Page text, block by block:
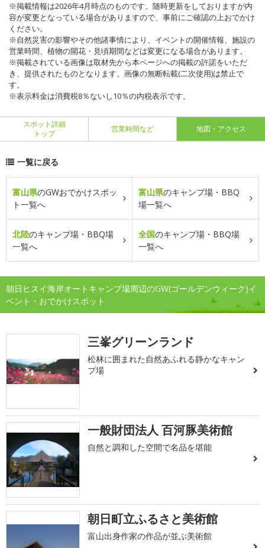
※掲載情報は2026年4月時点のものです。随時更新をしておりますが内
容が変更となっている場合がありますので、事前にご確認の上おでかけ
ください。
※自然災害の影響やその他諸事情により、イベントの開催情報、施設の
営業時間、植物の開花・見頃期間などは変更になる場合があります。
※掲載されている画像は取材先から本ページへの掲載の許諾をいただ
き、提供されたものとなります。画像の無断転載(二次使用)は禁止で
す。
※表示料金は消費税8％ないし10％の内税表示です。
スポット詳細
トップ
営業時間など 地図・アクセス
一覧に戻る
富山県のGWおでかけスポッ
ト一覧へ
富山県のキャンプ場・BBQ
場一覧へ
北陸のキャンプ場・BBQ場
一覧へ
全国のキャンプ場・BBQ場
一覧へ
朝日ヒスイ海岸オートキャンプ場周辺のGW(ゴールデンウィーク)イ
ベント・おでかけスポット
三峯グリーンランド
松林に囲まれた自然あふれる静かなキャン
プ場
一般財団法人 百河豚美術館
自然と調和した空間で名品を堪能
朝日町立ふるさと美術館
富山出身作家の作品が並ぶ美術館